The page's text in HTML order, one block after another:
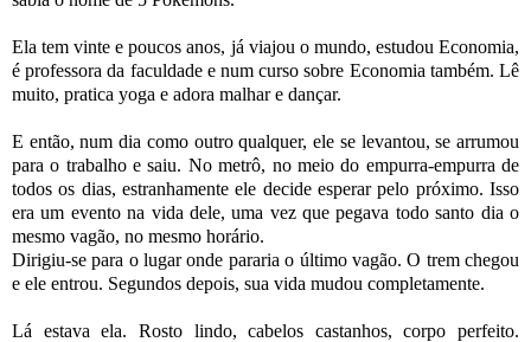
Ela tem vinte e poucos anos, já viajou o mundo, estudou Economia,
é professora da faculdade e num curso sobre Economia também. Lê
muito, pratica yoga e adora malhar e dançar.
E então, num dia como outro qualquer, ele se levantou, se arrumou
para o trabalho e saiu. No metrô, no meio do empurra-empurra de
todos os dias, estranhamente ele decide esperar pelo próximo. Isso
era um evento na vida dele, uma vez que pegava todo santo dia o
mesmo vagão, no mesmo horário.
Dirigiu-se para o lugar onde pararia o último vagão. O trem chegou
e ele entrou. Segundos depois, sua vida mudou completamente.
Lá estava ela. Rosto lindo, cabelos castanhos, corpo perfeito.